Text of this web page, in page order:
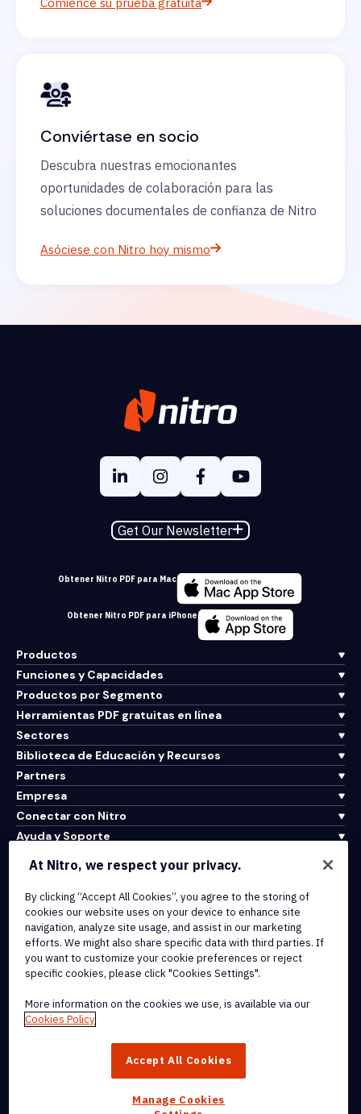
Comience su prueba gratuita
Conviértase en socio
Descubra nuestras emocionantes
oportunidades de colaboración para las
soluciones documentales de confianza de Nitro
Asóciese con Nitro hoy mismo
Get Our Newsletter
Obtener Nitro PDF para Mac
Obtener Nitro PDF para iPhone
Productos
Funciones y Capacidades
Productos por Segmento
Herramientas PDF gratuitas en línea
Sectores
Biblioteca de Educación y Recursos
Partners
Empresa
Conectar con Nitro
Ayuda y Soporte
Terms of Service
Cookie Policy
Copyright Policy
All Terms & Policies
trademarks, of Nitro Software, Inc. or its affiliates in the United
At Nitro, we respect your privacy.
By clicking “Accept All Cookies”, you agree to the storing of
cookies our website uses on your device to enhance site
navigation, analyze site usage, and assist in our marketing
efforts. We might also share specific data with third parties. If
you want to customize your cookie preferences or reject
specific cookies, please click "Cookies Settings".
More information on the cookies we use, is available via our
Cookies Policy
Accept All Cookies
Manage Cookies